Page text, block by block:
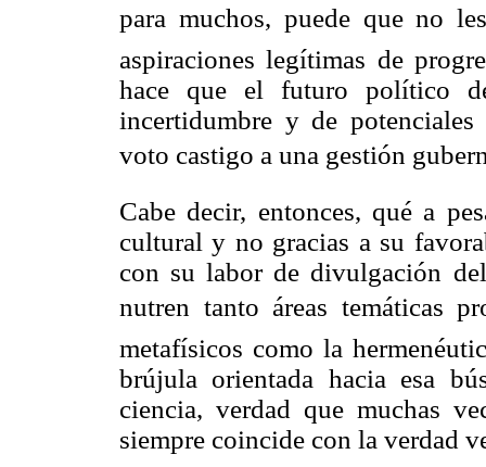
para muchos, puede que no
aspiraciones legítimas de
hace que el futuro político
incertidumbre y de
voto castigo a una gestión
Cabe decir, entonces, qué a
cultural y no gracias a su
con su labor de divulgación
nutren tanto áreas temáticas
metafísicos como la
brújula orientada hacia esa
ciencia, verdad que muchas
siempre coincide con la verdad